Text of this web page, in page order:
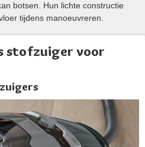
botsen. Hun lichte constructie
tijdens manoeuvreren.
stofzuiger voor